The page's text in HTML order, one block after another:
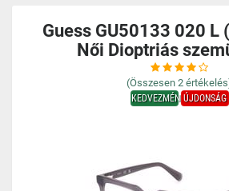
Guess GU50133 020 L
Női Dioptriás
(Összesen 2
KEDVEZMÉNYÚJDONSÁG